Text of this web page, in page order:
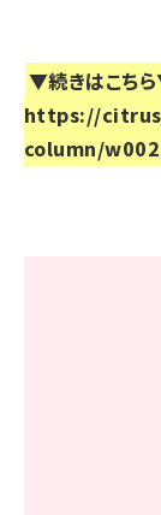
▼続きはこち
https://
column/